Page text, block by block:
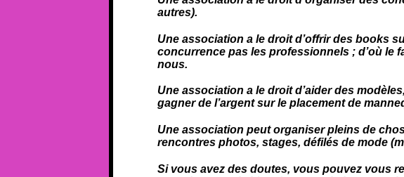
autres).
Une association a le droit d’offrir des books
concurrence pas les professionnels ; d’où le
nous.
Une association a le droit d’aider des
gagner de l’argent sur le placement de
Une association peut organiser pleins de
rencontres photos, stages, défilés de mode
Si vous avez des doutes, vous pouvez vous